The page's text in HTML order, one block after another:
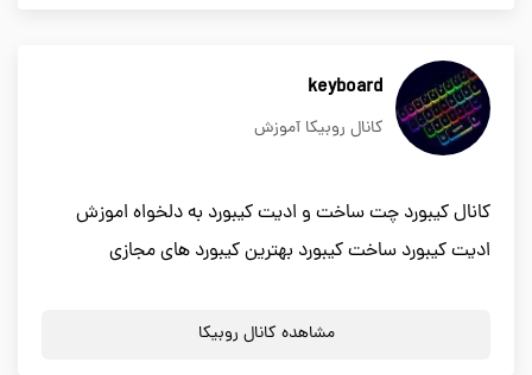
keyboard
کانال روبیکا آموزش
کانال کیبورد چت ساخت و ادیت کیبورد به دلخواه اموزش
ادیت کیبورد ساخت کیبورد بهترین کیبورد های مجازی
مشاهده کانال روبیکا